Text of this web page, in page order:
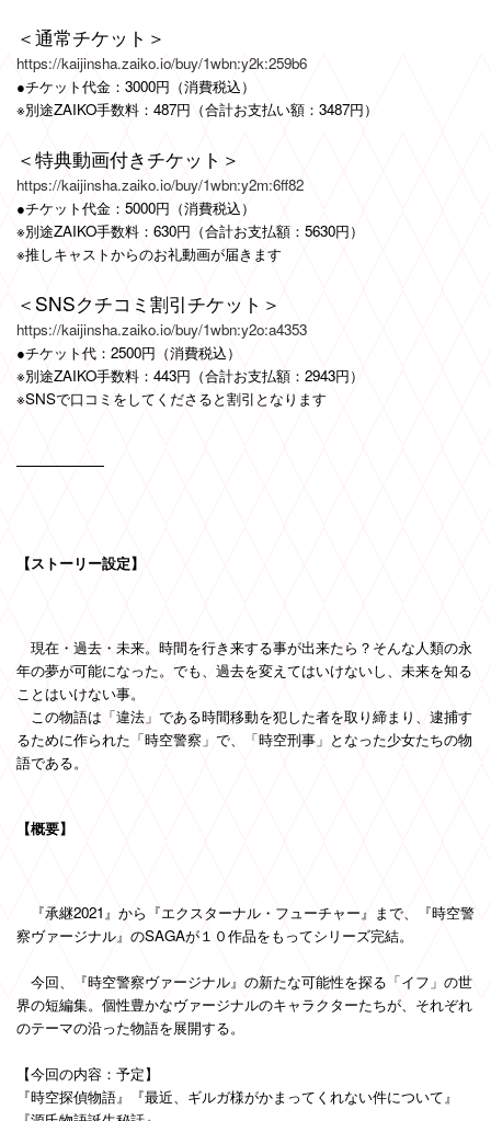
＜通常チケット＞
https://kaijinsha.zaiko.io/buy/1wbn:y2k:259b6
●チケット代金：3000円（消費税込）
※別途ZAIKO手数料：487円（合計お支払い額：3487円）
＜特典動画付きチケット＞
https://kaijinsha.zaiko.io/buy/1wbn:y2m:6ff82
●チケット代金：5000円（消費税込）
※別途ZAIKO手数料：630円（合計お支払額：5630円）
※推しキャストからのお礼動画が届きます
＜SNSクチコミ割引チケット＞
https://kaijinsha.zaiko.io/buy/1wbn:y2o:a4353
●チケット代：2500円（消費税込）
※別途ZAIKO手数料：443円（合計お支払額：2943円）
※SNSで口コミをしてくださると割引となります
【ストーリー設定】
現在・過去・未来。時間を行き来する事が出来たら？そんな人類の永
年の夢が可能になった。でも、過去を変えてはいけないし、未来を知る
ことはいけない事。
この物語は「違法」である時間移動を犯した者を取り締まり、逮捕す
るために作られた「時空警察」で、「時空刑事」となった少女たちの物
語である。
【概要】
『承継2021』から『エクスターナル・フューチャー』まで、『時空警
察ヴァージナル』のSAGAが１０作品をもってシリーズ完結。
今回、『時空警察ヴァージナル』の新たな可能性を探る「イフ」の世
界の短編集。個性豊かなヴァージナルのキャラクターたちが、それぞれ
のテーマの沿った物語を展開する。
【今回の内容：予定】
『時空探偵物語』『最近、ギルガ様がかまってくれない件について』